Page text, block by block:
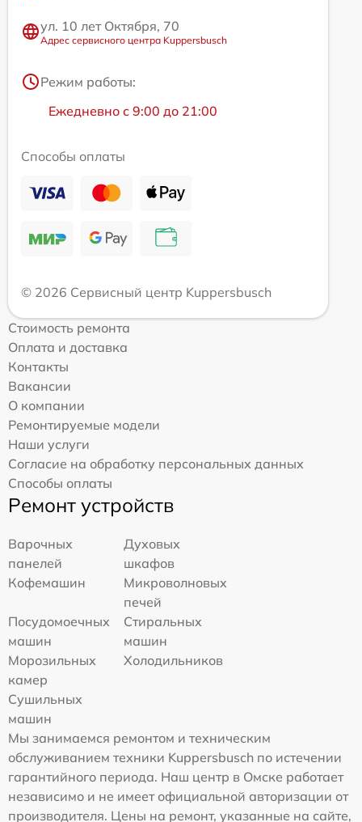
ул. 10 лет Октября, 70
Адрес сервисного центра Kuppersbusch
Режим работы:
Ежедневно с 9:00 до 21:00
Способы оплаты
© 2026 Сервисный центр Kuppersbusch
Стоимость ремонта
Оплата и доставка
Контакты
Вакансии
О компании
Ремонтируемые модели
Наши услуги
Согласие на обработку персональных данных
Способы оплаты
Ремонт устройств
Варочных
панелей
Духовых
шкафов
Кофемашин
Микроволновых
печей
Посудомоечных
машин
Стиральных
машин
Морозильных
камер
Холодильников
Сушильных
машин
Мы занимаемся ремонтом и техническим
обслуживанием техники Kuppersbusch по истечении
гарантийного периода. Наш центр в Омске работает
независимо и не имеет официальной авторизации от
производителя. Цены на ремонт, указанные на сайте,